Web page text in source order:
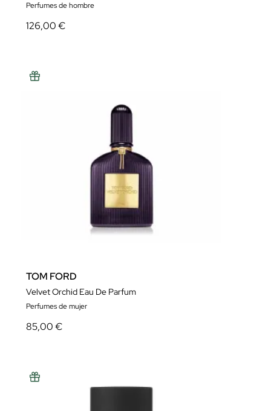
Perfumes de hombre
126,00 €
TOM FORD
Velvet Orchid Eau De Parfum
Perfumes de mujer
85,00 €